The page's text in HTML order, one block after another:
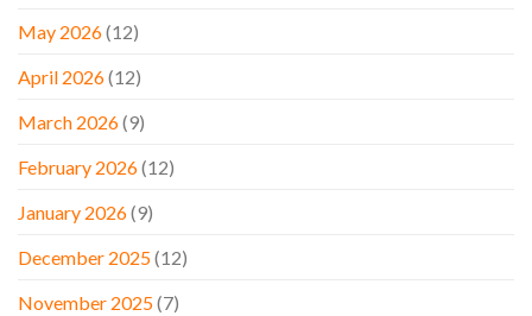
May 2026(12)
April 2026(12)
March 2026(9)
February 2026(12)
January 2026(9)
December 2025(12)
November 2025(7)